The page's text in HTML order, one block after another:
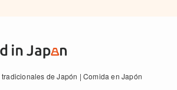
de Japón | Comida en Japón